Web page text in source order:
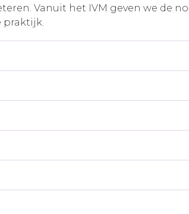
Vanuit het IVM geven we de
praktijk.